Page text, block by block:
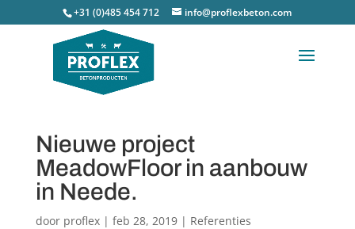
+31 (0)485 454 712 info@proflexbeton.com
Nieuwe project
MeadowFloor in aanbouw
in Neede.
door proflex| feb 28, 2019| Referenties